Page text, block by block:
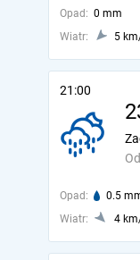
Opad: 0 mm
Wiatr:
5
21:00
Opad: 0.5
Wiatr:
4